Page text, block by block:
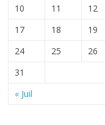
« Juil
10
11 12
17
18 19
24
25 26
31